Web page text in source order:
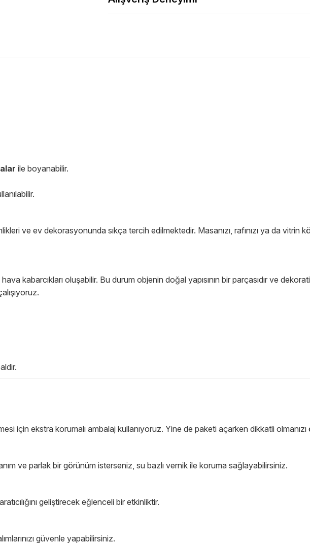
ile boyanabilir.
ve ev dekorasyonunda sıkça tercih edilmektedir. Masanızı, rafınızı ya da vitrin
kabarcıkları oluşabilir. Bu durum objenin doğal yapısının bir parçasıdır ve
için ekstra korumalı ambalaj kullanıyoruz. Yine de paketi açarken dikkatli olmanızı
ve parlak bir görünüm isterseniz, su bazlı vernik ile koruma sağlayabilirsiniz.
geliştirecek eğlenceli bir etkinliktir.
güvenle yapabilirsiniz.